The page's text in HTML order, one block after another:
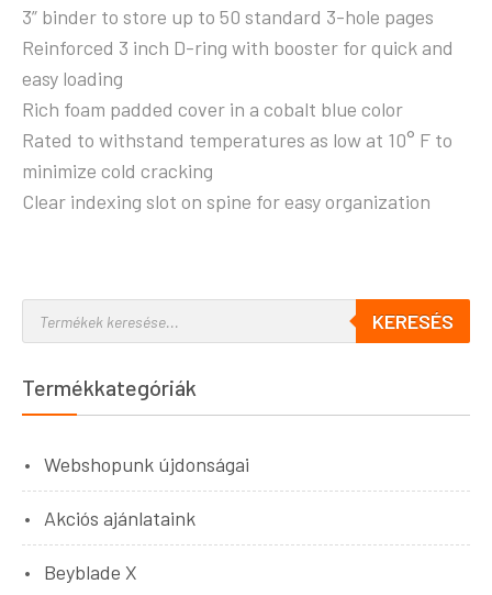
3” binder to store up to 50 standard 3-hole pages
Reinforced 3 inch D-ring with booster for quick and
easy loading
Rich foam padded cover in a cobalt blue color
Rated to withstand temperatures as low at 10° F to
minimize cold cracking
Clear indexing slot on spine for easy organization
KERESÉS
Termékkategóriák
Webshopunk újdonságai
Akciós ajánlataink
Beyblade X